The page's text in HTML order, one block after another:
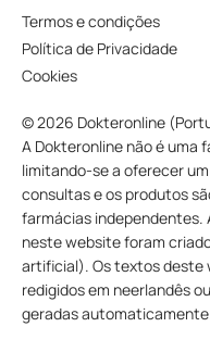
Termos e condições
Política de Privacidade
Cookies
© 2026 Dokteronline
A Dokteronline não é uma
limitando-se a oferecer
consultas e os produtos
farmácias independentes.
neste website foram
artificial). Os textos deste
redigidos em neerlandês
geradas